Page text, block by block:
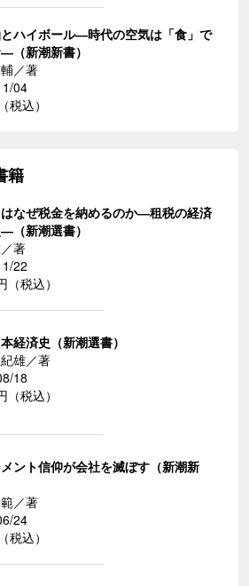
ハイボール―時代の空気は「食」で
（新潮新書）
／著
04
税込）
籍
なぜ税金を納めるのか―租税の経済
（新潮選書）
著
22
（税込）
経済史（新潮選書）
雄／著
18
（税込）
ント信仰が会社を滅ぼす（新潮新
／著
24
税込）